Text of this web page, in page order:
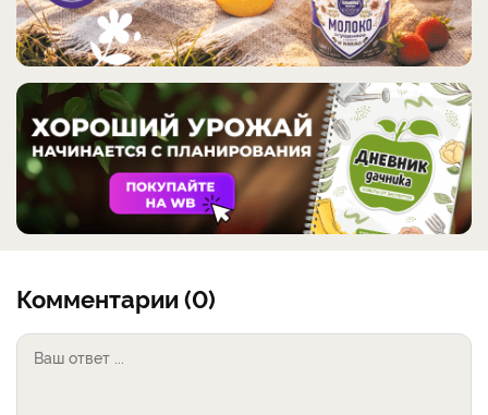
Комментарии (0)